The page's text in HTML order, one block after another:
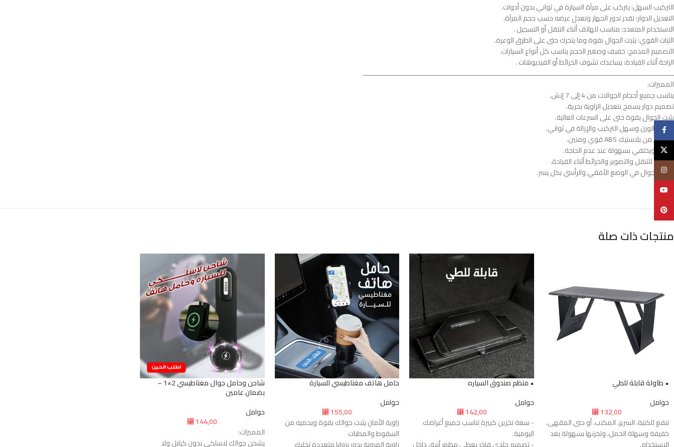
التركيب السهل: يتركب على مرآة السيارة في ثواني بدون أدوات.
التعديل الدوار: تقدر تدور الجهاز وتعدل عرضه حسب حجم المرآة.
الاستخدام المتعدد: مناسب للهاتف أثناء التنقل أو التسجيل .
الثبات القوي: يثبت الجوال بقوة وما يتحرك حتى على الطرق الوعرة.
التصميم المدمج: خفيف وصغير الحجم يناسب كل أنواع السيارات.
الراحة أثناء القيادة: يساعدك تشوف الخرائط أو الفيديوهات .
ـــــــــــــــــــــــــــــــــــــــــــــــــــــــــــــــــــــــــــــــــــــــــــــــــــــــــــــــــــــــــــــــــــــــــــــــــــــــــــ
المميزات:
يناسب جميع أحجام الجوالات من 4 إلى 7 إنش.
تصميم دوار يسمح بتعديل الزاوية بحرية.
يثبت الجوال بقوة حتى على السرعات العالية.
خفيف الوزن وسهل التركيب والإزالة في ثواني.
مصنوع من بلاستيك ABS قوي ومتين.
يطوى ويختفي بسهولة عند عدم الحاجة.
مناسب للتنقل والتصوير والخرائط أثناء القيادة.
يدعم الجوال في الوضع الأفقي والرأسي بكل يسر.
منتجات ذات صلة
• طاولة قابلة للطي
حوامل
⃁ 132,00
تنفع للكنبة، السرير، المكتب، أو حتى المقهى.
خفيفة وسهلة الحمل، وتخزنها بسهولة بعد
الاستخدام.
• منظم صندوق السياره
حوامل
⃁ 142,00
- سعة تخزين كبيرة تناسب جميع أغراضك
اليومية.
- تصميم جلدي فاخر يعطي مظهر أنيق داخل
حامل هاتف مغناطيسي للسيارة
حوامل
⃁ 155,00
زاوية الأمان يثبت جوالك بقوة ويحميه من
السقوط والمطبات
زاوية المرونة يدور بزوايا متعددة تخليك
شاحن وحامل جوال مغناطيسي 2×1 –
بضمان عامين
حوامل
⃁ 144,00
المميزات:
يشحن جوالك لاسلكي بدون كيابل ولا
فيسبوك
X
انستغرام
Pinterest